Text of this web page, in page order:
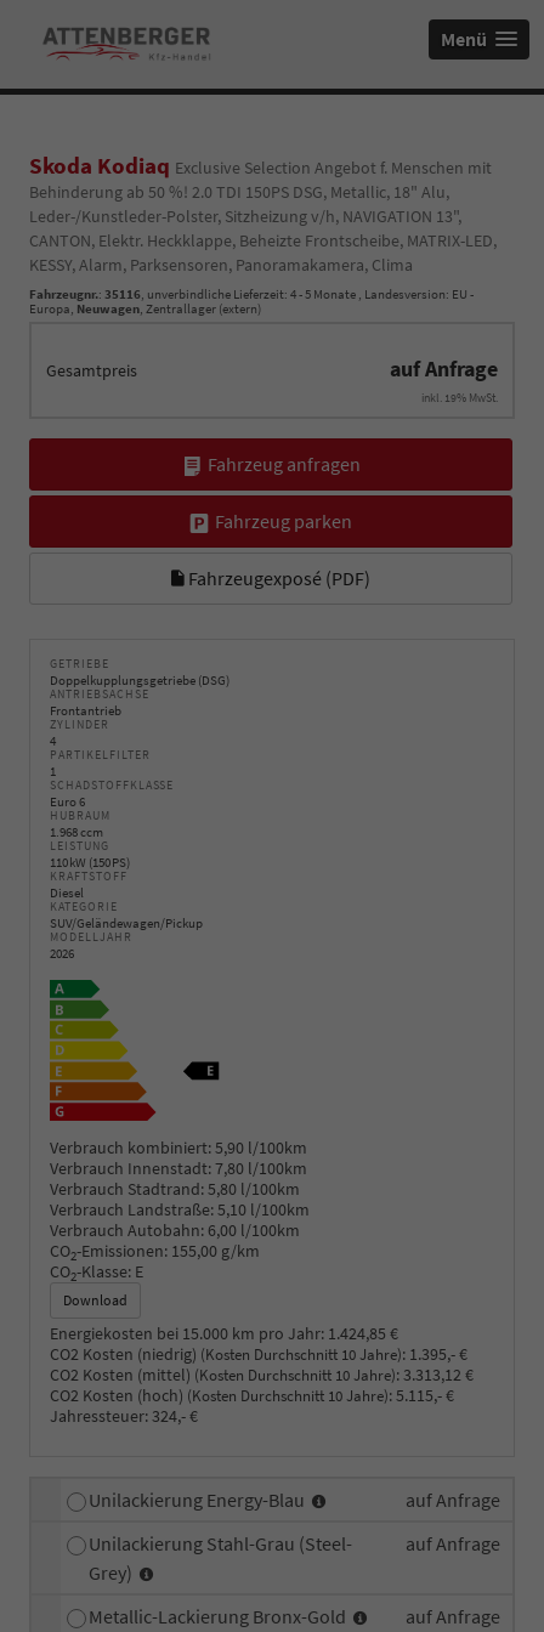
Menü
Skoda Kodiaq Exclusive Selection Angebot f. Menschen mit
Behinderung ab 50 %! 2.0 TDI 150PS DSG, Metallic, 18" Alu,
Leder-/Kunstleder-Polster, Sitzheizung v/h, NAVIGATION 13",
CANTON, Elektr. Heckklappe, Beheizte Frontscheibe, MATRIX-LED,
KESSY, Alarm, Parksensoren, Panoramakamera, Clima
Fahrzeugnr.: 35116, unverbindliche Lieferzeit: 4 - 5 Monate , Landesversion: EU -
Europa, Neuwagen, Zentrallager (extern)
Gesamtpreis auf Anfrage
inkl. 19% MwSt.
Fahrzeug anfragen
Fahrzeug parken
Fahrzeugexposé (PDF)
GETRIEBE
Doppelkupplungsgetriebe (DSG)
ANTRIEBSACHSE
Frontantrieb
ZYLINDER
4
PARTIKELFILTER
1
SCHADSTOFFKLASSE
Euro 6
HUBRAUM
1.968 ccm
LEISTUNG
110 kW (150 PS)
KRAFTSTOFF
Diesel
KATEGORIE
SUV/Geländewagen/Pickup
MODELLJAHR
2026
Verbrauch kombiniert:5,90 l/100km
Verbrauch Innenstadt:7,80 l/100km
Verbrauch Stadtrand:5,80 l/100km
Verbrauch Landstraße:5,10 l/100km
Verbrauch Autobahn: 6,00 l/100km
CO2-Emissionen: 155,00 g/km
CO2-Klasse: E
Download
Energiekosten bei 15.000 km pro Jahr: 1.424,85 €
CO2 Kosten (niedrig) (Kosten Durchschnitt 10 Jahre): 1.395,- €
CO2 Kosten (mittel) (Kosten Durchschnitt 10 Jahre):3.313,12 €
CO2 Kosten (hoch) (Kosten Durchschnitt 10 Jahre):5.115,- €
Jahressteuer:324,- €
Unilackierung Energy-Blau
auf Anfrage
Unilackierung Stahl-Grau (Steel-
Grey)
auf Anfrage
Metallic-Lackierung Bronx-Gold
auf Anfrage